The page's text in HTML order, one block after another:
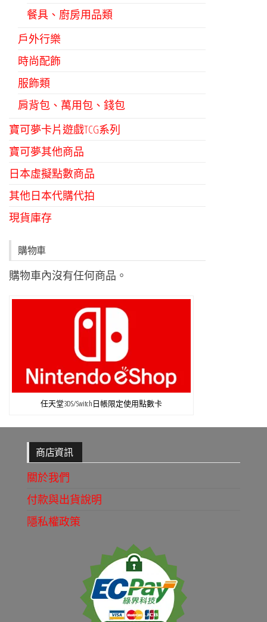
餐具、廚房用品類
戶外行樂
時尚配飾
服飾類
肩背包、萬用包、錢包
寶可夢卡片遊戲TCG系列
寶可夢其他商品
日本虛擬點數商品
其他日本代購代拍
現貨庫存
購物車
購物車內沒有任何商品。
任天堂3DS/Switch日帳限定使用點數卡
商店資訊
關於我們
付款與出貨說明
隱私權政策